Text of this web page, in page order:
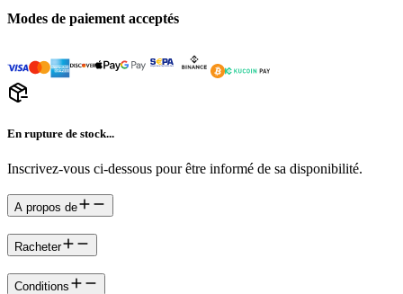
Modes de paiement acceptés
En rupture de stock...
Inscrivez-vous ci-dessous pour être informé de sa disponibilité.
A propos de
Racheter
Conditions